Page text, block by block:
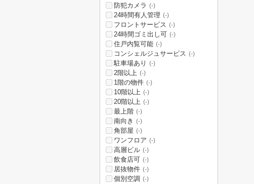
防犯カメラ (-)
24時間有人管理 (-)
フロントサービス (-)
24時間ゴミ出し可 (-)
住戸内覧可能 (-)
コンシェルジュサービス (-)
駐車場あり (-)
2階以上 (-)
1階の物件 (-)
10階以上 (-)
20階以上 (-)
最上階 (-)
南向き (-)
角部屋 (-)
ワンフロア (-)
高層ビル (-)
飲食店可 (-)
居抜物件 (-)
個別空調 (-)